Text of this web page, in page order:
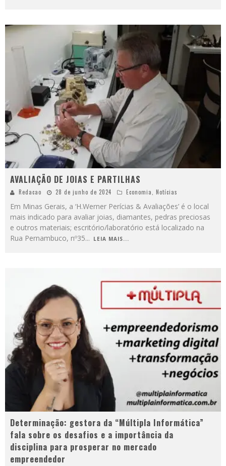
AVALIAÇÃO DE JOIAS E PARTILHAS
Redacao 28 de junho de 2024 Economia Notícias
Em Minas Gerais, a ‘H.Werner Perícias & Avaliações’ é o local
mais indicado para avaliar joias, diamantes, pedras preciosas
e outros materiais; escritório/laboratório está localizado na
Rua Pernambuco, nº35... LEIA MAIS...
Determinação: gestora da “Múltipla Informática”
fala sobre os desafios e a importância da
disciplina para prosperar no mercado
empreendedor